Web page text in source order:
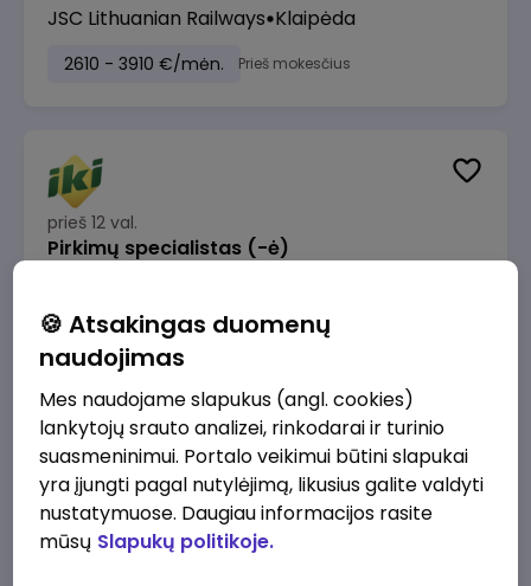
JSC Lithuanian Railways Klaipėda
2610 - 3910 €/mėn. Prieš mokesčius
prieš 12 val.
Pirkimų specialistas (-ė)
1600 - 1900 €/mėn. Prieš mokesčius
prieš 12 val.
IT sprendimų architektas (-ė) (Vilnius, LT)
JSC Lithuanian Railways
🍪 Atsakingas duomenų
naudojimas
Mes naudojame slapukus (angl. cookies)
lankytojų srauto analizei, rinkodarai ir turinio
suasmeninimui. Portalo veikimui būtini slapukai
yra įjungti pagal nutylėjimą, likusius galite valdyti
nustatymuose. Daugiau informacijos rasite
mūsų Slapukų politikoje.